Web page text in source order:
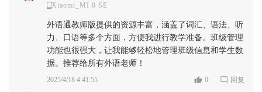
Xiaomi_MI 8 SE
外语通教师版提供的资源丰富，涵盖了词汇、语法、听
力、口语等多个方面，方便我进行教学准备。班级管理
功能也很强大，让我能够轻松地管理班级信息和学生数
据。推荐给所有外语老师！
2025/4/18 4:41:55 0 回复